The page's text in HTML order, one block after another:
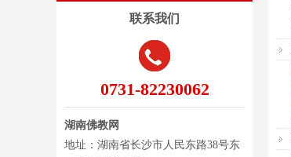
联系我们
0731-82230062
湖南佛教网
地址：湖南省长沙市人民东路38号东